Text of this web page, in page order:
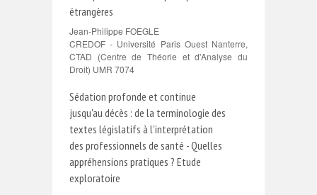
étrangères
Jean-Philippe FOEGLE
CREDOF - Université Paris Ouest Nanterre,
CTAD (Centre de Théorie et d'Analyse du
Droit) UMR 7074
Sédation profonde et continue
jusqu'au décès : de la terminologie des
textes législatifs à l'interprétation
des professionnels de santé - Quelles
appréhensions pratiques ? Etude
exploratoire